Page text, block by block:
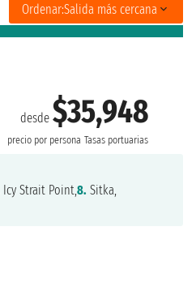
Ordenar:Salida más cercana
desde$35,948
precio por persona Tasas portuarias
Icy Strait Point,8. Sitka,